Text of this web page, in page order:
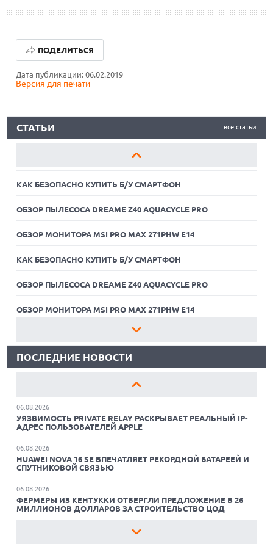
Дата публикации: 06.02.2019
Версия для печати
ПОДЕЛИТЬСЯ
все статьи
СТАТЬИ
ОБЗОР ПЫЛЕСОСА DREAME Z40 AQUACYCLE PRO
ОБЗОР МОНИТОРА MSI PRO MAX 271PHW E14
ОБЗОР ПЫЛЕСОСА DREAME Z40 AQUACYCLE PRO
ОБЗОР МОНИТОРА MSI PRO MAX 271PHW E14
КАК БЕЗОПАСНО КУПИТЬ Б/У СМАРТФОН
ОБЗОР ПЫЛЕСОСА DREAME Z40 AQUACYCLE PRO
ОБЗОР МОНИТОРА MSI PRO MAX 271PHW E14
КАК БЕЗОПАСНО КУПИТЬ Б/У СМАРТФОН
ОБЗОР ПЫЛЕСОСА DREAME Z40 AQUACYCLE PRO
ОБЗОР МОНИТОРА MSI PRO MAX 271PHW E14
КАК БЕЗОПАСНО КУПИТЬ Б/У СМАРТФОН
ОБЗОР ПЫЛЕСОСА DREAME Z40 AQUACYCLE PRO
ОБЗОР МОНИТОРА MSI PRO MAX 271PHW E14
КАК БЕЗОПАСНО КУПИТЬ Б/У СМАРТФОН
ОБЗОР МОНИТОРА MSI PRO MAX 271PHW E14
ПОСЛЕДНИЕ НОВОСТИ
06.08.2026
ТОЛЩИНОЙ 4,7 ММ И 12" OLED МАТРИЦЕЙ
УБОРКИ И ЛИНЕЙКУ ТЕХНИКИ 2026 ГОДА
06.08.2026
УЯЗВИМОСТЬ PRIVATE RELAY РАСКРЫВАЕТ РЕАЛЬНЫЙ IP-
АДРЕС ПОЛЬЗОВАТЕЛЕЙ APPLE
06.08.2026
HUAWEI NOVA 16 SE ВПЕЧАТЛЯЕТ РЕКОРДНОЙ БАТАРЕЕЙ И
СПУТНИКОВОЙ СВЯЗЬЮ
06.08.2026
ФЕРМЕРЫ ИЗ КЕНТУККИ ОТВЕРГЛИ ПРЕДЛОЖЕНИЕ В 26
МИЛЛИОНОВ ДОЛЛАРОВ ЗА СТРОИТЕЛЬСТВО ЦОД